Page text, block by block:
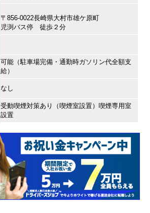
〒856-0022長崎県大村市雄ケ原町
児渕バス停 徒歩２分
可能（駐車場完備・通勤時ガソリン代全額支
給）
なし
受動喫煙対策あり（喫煙室設置）喫煙専用室
設置